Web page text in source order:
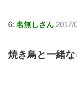
6: 名無しさん 2017/
焼き鳥と一緒